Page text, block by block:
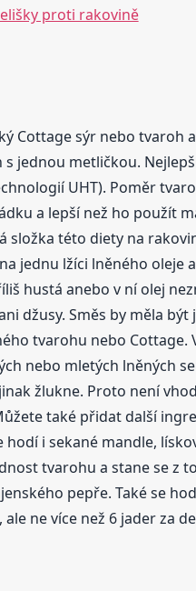
proti rakovině
Cottage sýr nebo tvaroh
jednou metličkou.
UHT). Poměr
a lepší než ho použít
složka této diety na
jednu lžíci lněného oleje
hustá anebo v ní olej
džusy. Směs by měla
tvarohu nebo
nebo mletých lněných
žlukne. Proto není
také přidat další
i sekané mandle,
tvarohu a stane se z
pepře. Také se
ne více než 6 jader za